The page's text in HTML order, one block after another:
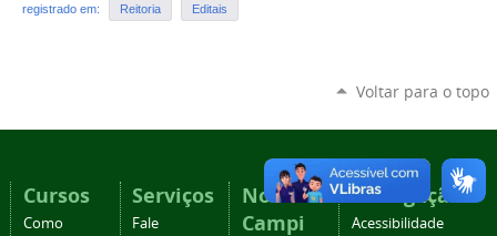
registrado em: Reitoria Editais
Voltar para o topo
Cursos
Como
Serviços
Fale
Nossos
Campi
Navegação
Acessibilidade